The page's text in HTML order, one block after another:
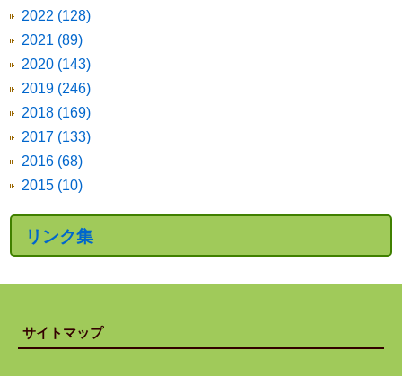
2022 (128)
2021 (89)
2020 (143)
2019 (246)
2018 (169)
2017 (133)
2016 (68)
2015 (10)
リンク集
サイトマップ